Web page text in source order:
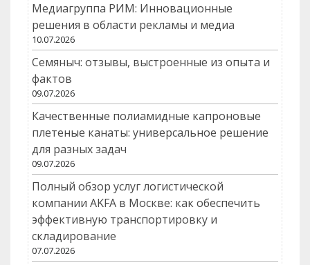
Медиагруппа РИМ: Инновационные
решения в области рекламы и медиа
10.07.2026
Семяныч: отзывы, выстроенные из опыта и
фактов
09.07.2026
Качественные полиамидные капроновые
плетеные канаты: универсальное решение
для разных задач
09.07.2026
Полный обзор услуг логистической
компании AKFA в Москве: как обеспечить
эффективную транспортировку и
складирование
07.07.2026